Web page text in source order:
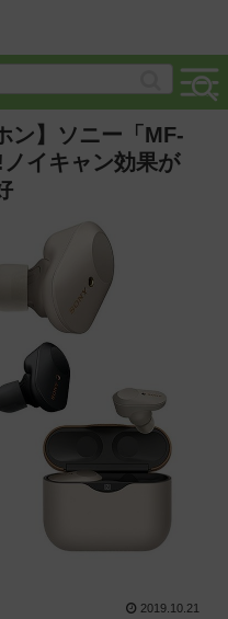
ン】ソニー「MF-
イキャン効果が
2019.10.21